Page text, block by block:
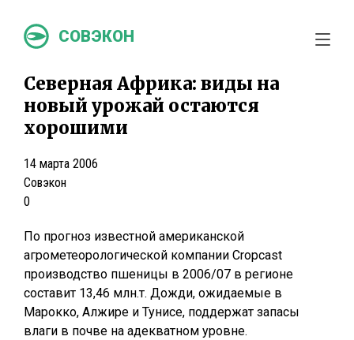
СОВЭКОН
Северная Африка: виды на
новый урожай остаются
хорошими
14 марта 2006
Совэкон
0
По прогноз известной американской
агрометеорологической компании Cropcast
производство пшеницы в 2006/07 в регионе
составит 13,46 млн.т. Дожди, ожидаемые в
Марокко, Алжире и Тунисе, поддержат запасы
влаги в почве на адекватном уровне.